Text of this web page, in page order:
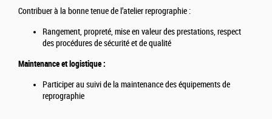
Contribuer à la bonne tenue de l’atelier reprographie :
Rangement, propreté, mise en valeur des prestations, respect
des procédures de sécurité et de qualité
Maintenance et logistique :
Participer au suivi de la maintenance des équipements de
reprographie